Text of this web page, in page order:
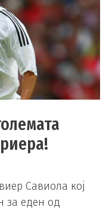
Савиола кој
за еден од